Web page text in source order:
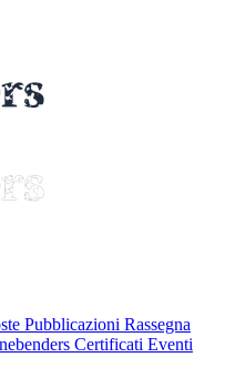
Pubblicazioni Rassegna
Certificati Eventi